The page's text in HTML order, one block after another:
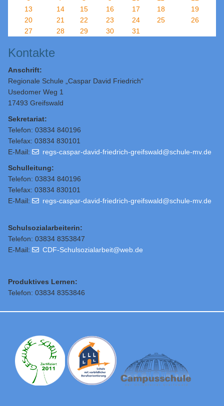
13
14 15 16 17 18
19
20
21 22 23 24 25
26
27
28 29 30 31
Kontakte
Anschrift:
Regionale Schule „Caspar David Friedrich“
Usedomer Weg 1
17493 Greifswald
Sekretariat:
Telefon: 03834 840196
Telefax: 03834 830101
E-Mail:
regs-caspar-david-friedrich-greifswald@schule-mv.de
Schulleitung:
Telefon: 03834 840196
Telefax: 03834 830101
E-Mail:
regs-caspar-david-friedrich-greifswald@schule-mv.de
Schulsozialarbeiterin:
Telefon: 03834 8353847
E-Mail:
CDF-Schulsozialarbeit@web.de
Produktives Lernen:
Telefon: 03834 8353846